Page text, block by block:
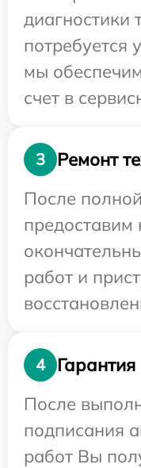
диагностики
потребуется
мы
счет в
3
Ремонт
После
предоставим
работ и
4
Гарантия
После
подписания
работ Вы